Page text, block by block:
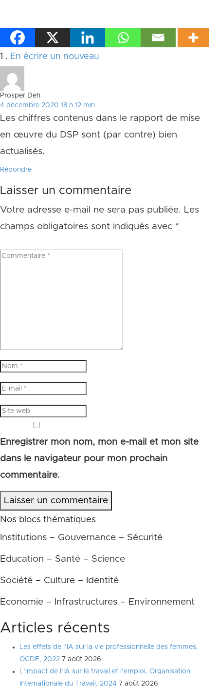
1 Commentaire
. En écrire un nouveau
Prosper Deh
4 décembre 2020 18 h 12 min
Les chiffres contenus dans le rapport de mise
en œuvre du DSP sont (par contre) bien
actualisés.
Répondre
Laisser un commentaire
Votre adresse e-mail ne sera pas publiée. Les
champs obligatoires sont indiqués avec *
Enregistrer mon nom, mon e-mail et mon site
dans le navigateur pour mon prochain
commentaire.
Laisser un commentaire
Nos blocs thématiques
Institutions – Gouvernance – Sécurité
Education – Santé – Science
Société – Culture – Identité
Economie – Infrastructures – Environnement
Articles récents
Les effets de l’IA sur la vie professionnelle des femmes,
OCDE, 2022 7 août 2026
L’impact de l’IA sur le travail et l’emploi, Organisation
Internationale du Travail, 2024 7 août 2026